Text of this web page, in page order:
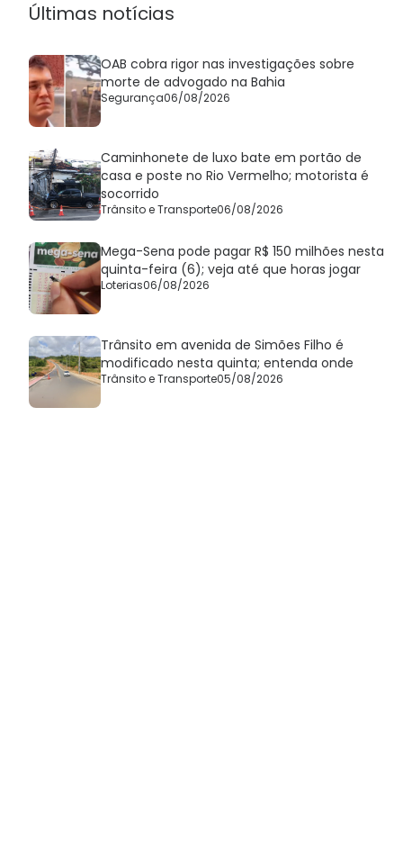
Últimas notícias
OAB cobra rigor nas investigações sobre
morte de advogado na Bahia
Segurança06/08/2026
Caminhonete de luxo bate em portão de
casa e poste no Rio Vermelho; motorista é
socorrido
Trânsito e Transporte06/08/2026
Mega-Sena pode pagar R$ 150 milhões nesta
quinta-feira (6); veja até que horas jogar
Loterias06/08/2026
Trânsito em avenida de Simões Filho é
modificado nesta quinta; entenda onde
Trânsito e Transporte05/08/2026